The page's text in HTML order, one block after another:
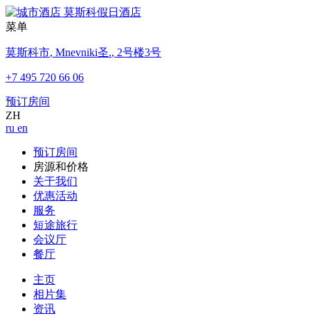
菜单
莫斯科市, Mnevniki圣., 2号楼3号
+7 495 720 66 06
预订房间
ZH
ru en
预订房间
房源和价格
关于我们
优惠活动
服务
短途旅行
会议厅
餐厅
主页
相片集
资讯